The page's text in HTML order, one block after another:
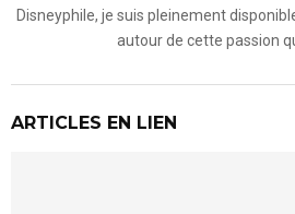
Disneyphile, je suis pleinement
autour de cette passion
ARTICLES EN LIEN